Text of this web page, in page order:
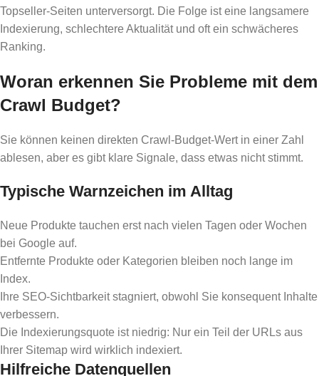
Topseller-Seiten unterversorgt. Die Folge ist eine langsamere
Indexierung, schlechtere Aktualität und oft ein schwächeres
Ranking.
Woran erkennen Sie Probleme mit dem
Crawl Budget?
Sie können keinen direkten Crawl-Budget-Wert in einer Zahl
ablesen, aber es gibt klare Signale, dass etwas nicht stimmt.
Typische Warnzeichen im Alltag
Neue Produkte tauchen erst nach vielen Tagen oder Wochen
bei Google auf.
Entfernte Produkte oder Kategorien bleiben noch lange im
Index.
Ihre SEO-Sichtbarkeit stagniert, obwohl Sie konsequent Inhalte
verbessern.
Die Indexierungsquote ist niedrig: Nur ein Teil der URLs aus
Ihrer Sitemap wird wirklich indexiert.
Hilfreiche Datenquellen